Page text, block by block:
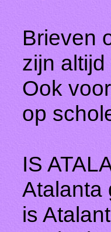
Brieven
zijn
Ook
op
IS
Atalanta
is